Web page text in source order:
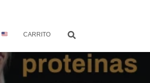
CARRITO